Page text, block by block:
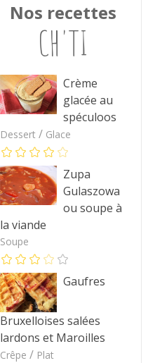
Nos recettes
CH'TI
Crème
glacée au
spéculoos
Dessert / Glace
Zupa
Gulaszowa
ou soupe à
la viande
Soupe
Gaufres
Bruxelloises salées
lardons et Maroilles
Crêpe / Plat